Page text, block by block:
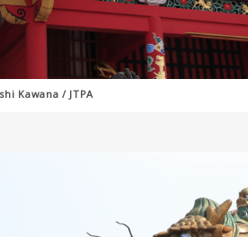
Kawana / JTPA